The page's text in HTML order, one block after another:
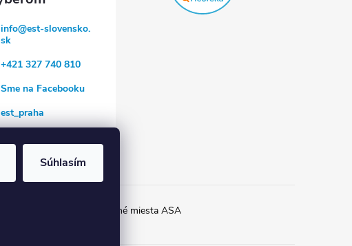
Súhlasím
info@est-slovensko.
sk
+421 327 740 810
Sme na Facebooku
est_praha
Prípojné miesta ASA